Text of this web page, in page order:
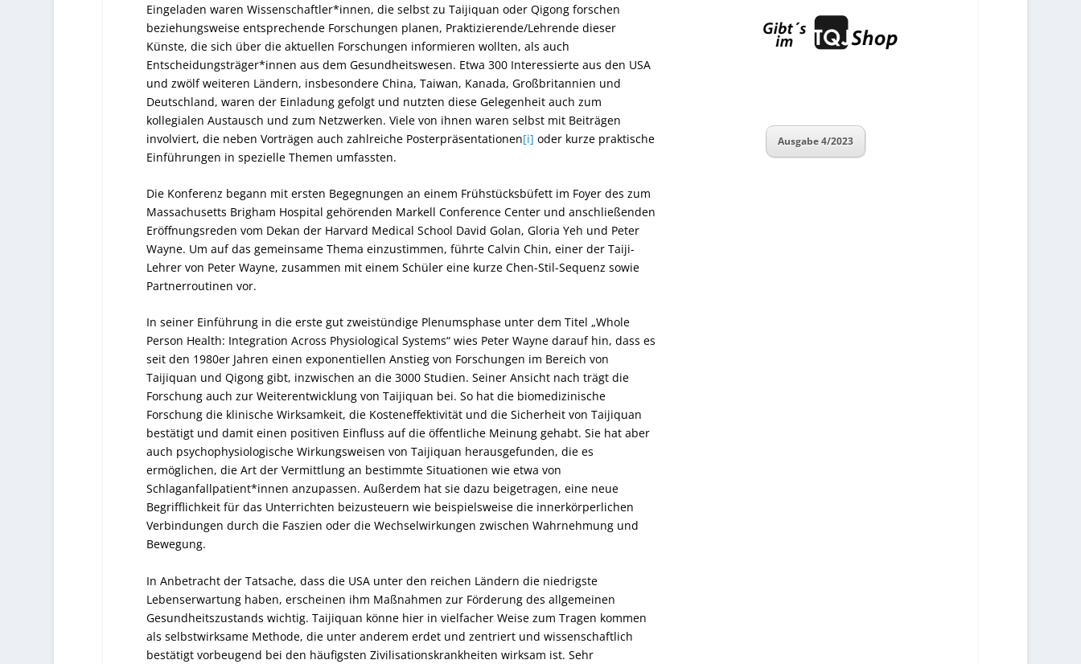
Eingeladen waren Wissenschaftler*innen, die selbst zu Taijiquan oder Qigong forschen
beziehungsweise entsprechende Forschungen planen, Praktizierende/Lehrende dieser
Künste, die sich über die aktuellen Forschungen informieren wollten, als auch
Entscheidungsträger*innen aus dem Gesundheitswesen. Etwa 300 Interessierte aus den USA
und zwölf weiteren Ländern, insbesondere China, Taiwan, Kanada, Großbritannien und
Deutschland, waren der Einladung gefolgt und nutzten diese Gelegenheit auch zum
kollegialen Austausch und zum Netzwerken. Viele von ihnen waren selbst mit Beiträgen
involviert, die neben Vorträgen auch zahlreiche Posterpräsentationen[i] oder kurze praktische
Einführungen in spezielle Themen umfassten.
Die Konferenz begann mit ersten Begegnungen an einem Frühstücksbüfett im Foyer des zum
Massachusetts Brigham Hospital gehörenden Markell Conference Center und anschließenden
Eröffnungsreden vom Dekan der Harvard Medical School David Golan, Gloria Yeh und Peter
Wayne. Um auf das gemeinsame Thema einzustimmen, führte Calvin Chin, einer der Taiji-
Lehrer von Peter Wayne, zusammen mit einem Schüler eine kurze Chen-Stil-Sequenz sowie
Partnerroutinen vor.
In seiner Einführung in die erste gut zweistündige Plenumsphase unter dem Titel „Whole
Person Health: Integration Across Physiological Systems“ wies Peter Wayne darauf hin, dass es
seit den 1980er Jahren einen exponentiellen Anstieg von Forschungen im Bereich von
Taijiquan und Qigong gibt, inzwischen an die 3000 Studien. Seiner Ansicht nach trägt die
Forschung auch zur Weiterentwicklung von Taijiquan bei. So hat die biomedizinische
Forschung die klinische Wirksamkeit, die Kosteneffektivität und die Sicherheit von Taijiquan
bestätigt und damit einen positiven Einfluss auf die öffentliche Meinung gehabt. Sie hat aber
auch psychophysiologische Wirkungsweisen von Taijiquan herausgefunden, die es
ermöglichen, die Art der Vermittlung an bestimmte Situationen wie etwa von
Schlaganfallpatient*innen anzupassen. Außerdem hat sie dazu beigetragen, eine neue
Begrifflichkeit für das Unterrichten beizusteuern wie beispielsweise die innerkörperlichen
Verbindungen durch die Faszien oder die Wechselwirkungen zwischen Wahrnehmung und
Bewegung.
In Anbetracht der Tatsache, dass die USA unter den reichen Ländern die niedrigste
Lebenserwartung haben, erscheinen ihm Maßnahmen zur Förderung des allgemeinen
Gesundheitszustands wichtig. Taijiquan könne hier in vielfacher Weise zum Tragen kommen
als selbstwirksame Methode, die unter anderem erdet und zentriert und wissenschaftlich
bestätigt vorbeugend bei den häufigsten Zivilisationskrankheiten wirksam ist. Sehr
Ausgabe 4/2023